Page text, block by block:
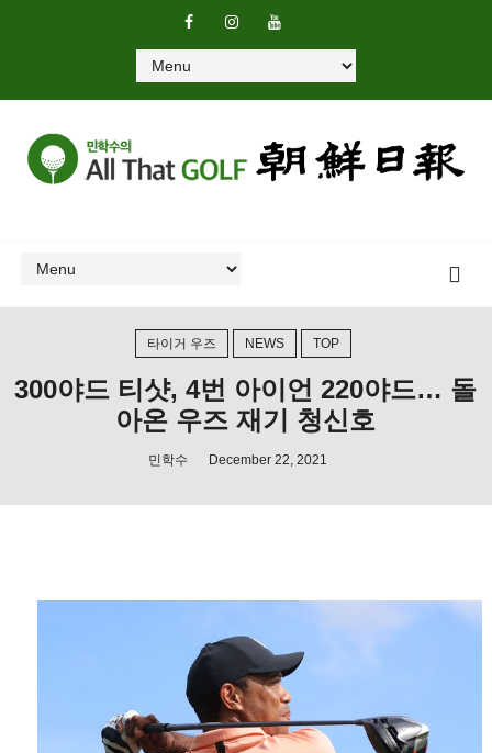
타이거 우즈 NEWS TOP
300야드 티샷, 4번 아이언 220야드… 돌
아온 우즈 재기 청신호
민학수 December 22, 2021